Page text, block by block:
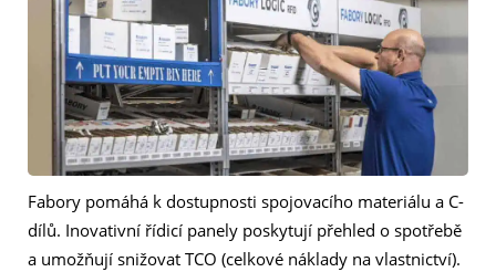
Fabory pomáhá k dostupnosti spojovacího materiálu a C-
dílů. Inovativní řídicí panely poskytují přehled o spotřebě
a umožňují snižovat TCO (celkové náklady na vlastnictví).